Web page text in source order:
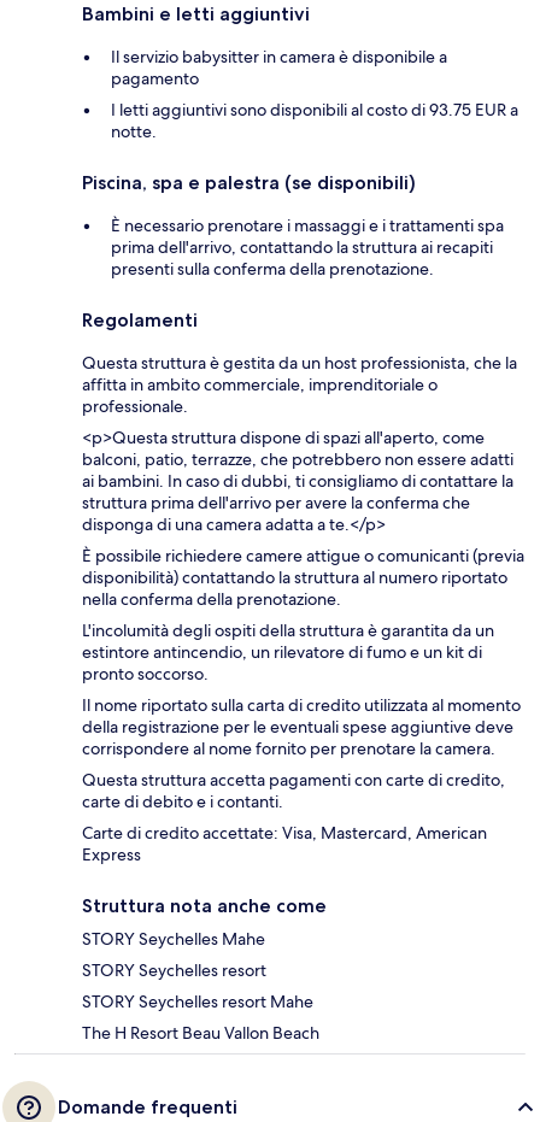
Bambini e letti aggiuntivi
Il servizio babysitter in camera è disponibile a
pagamento
I letti aggiuntivi sono disponibili al costo di 93.75 EUR a
notte.
Piscina, spa e palestra (se disponibili)
È necessario prenotare i massaggi e i trattamenti spa
prima dell'arrivo, contattando la struttura ai recapiti
presenti sulla conferma della prenotazione.
Regolamenti
Questa struttura è gestita da un host professionista, che la
affitta in ambito commerciale, imprenditoriale o
professionale.
<p>Questa struttura dispone di spazi all'aperto, come
balconi, patio, terrazze, che potrebbero non essere adatti
ai bambini. In caso di dubbi, ti consigliamo di contattare la
struttura prima dell'arrivo per avere la conferma che
disponga di una camera adatta a te.</p>
È possibile richiedere camere attigue o comunicanti (previa
disponibilità) contattando la struttura al numero riportato
nella conferma della prenotazione.
L'incolumità degli ospiti della struttura è garantita da un
estintore antincendio, un rilevatore di fumo e un kit di
pronto soccorso.
Il nome riportato sulla carta di credito utilizzata al momento
della registrazione per le eventuali spese aggiuntive deve
corrispondere al nome fornito per prenotare la camera.
Questa struttura accetta pagamenti con carte di credito,
carte di debito e i contanti.
Carte di credito accettate: Visa, Mastercard, American
Express
Struttura nota anche come
STORY Seychelles Mahe
STORY Seychelles resort
STORY Seychelles resort Mahe
The H Resort Beau Vallon Beach
Domande frequenti